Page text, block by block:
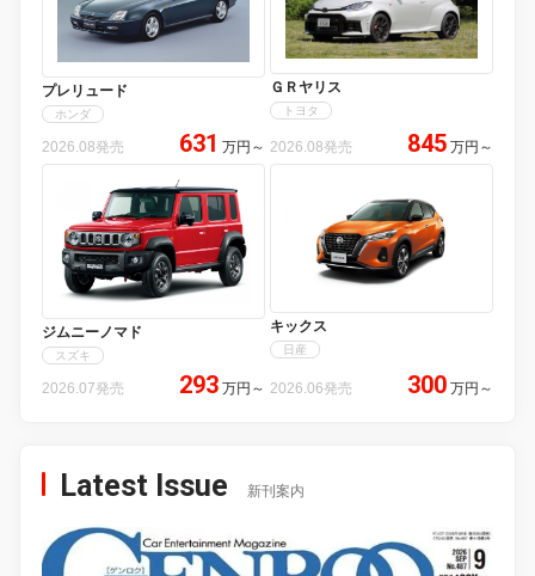
プレリュード
ホンダ
2026.08発売 631 万円 ～
ＧＲヤリス
トヨタ
2026.08発売 845 万円 ～
ジムニーノマド
スズキ
2026.07発売 293 万円 ～
キックス
日産
2026.06発売 300 万円 ～
Latest Issue 新刊案内